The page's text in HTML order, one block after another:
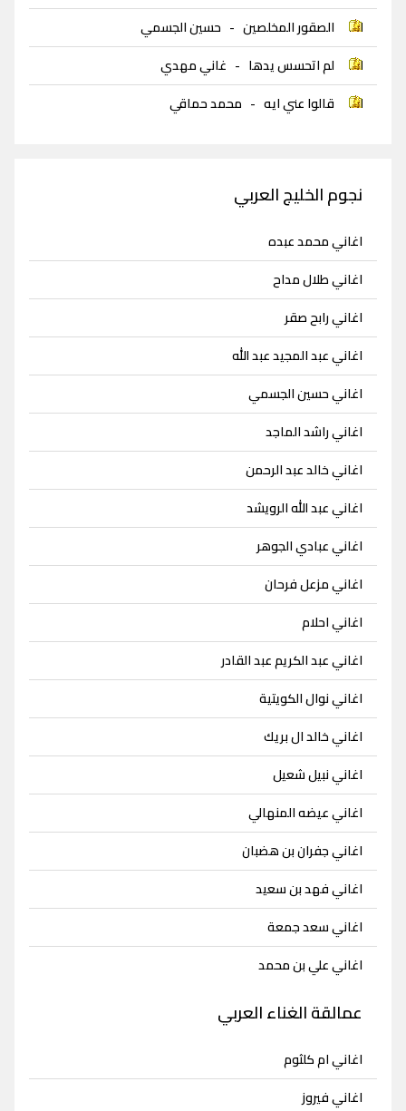
الصقور المخلصين - حسين الجسمي
لم اتحسس يدها - غاني مهدي
قالوا عني ايه - محمد حماقي
نجوم الخليج العربي
اغاني محمد عبده
اغاني طلال مداح
اغاني رابح صقر
اغاني عبد المجيد عبد الله
اغاني حسين الجسمي
اغاني راشد الماجد
اغاني خالد عبد الرحمن
اغاني عبد الله الرويشد
اغاني عبادي الجوهر
اغاني مزعل فرحان
اغاني احلام
اغاني عبد الكريم عبد القادر
اغاني نوال الكويتية
اغاني خالد ال بريك
اغاني نبيل شعيل
اغاني عيضه المنهالي
اغاني جفران بن هضبان
اغاني فهد بن سعيد
اغاني سعد جمعة
اغاني علي بن محمد
عمالقة الغناء العربي
اغاني ام كلثوم
اغاني فيروز